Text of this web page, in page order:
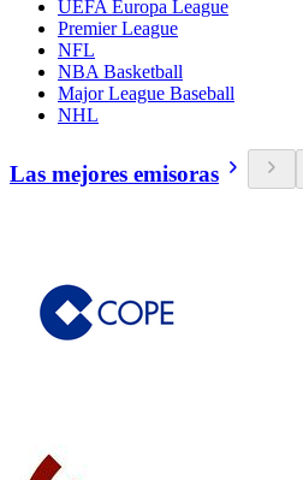
UEFA Europa League
Premier League
NFL
NBA Basketball
Major League Baseball
NHL
Las mejores emisoras